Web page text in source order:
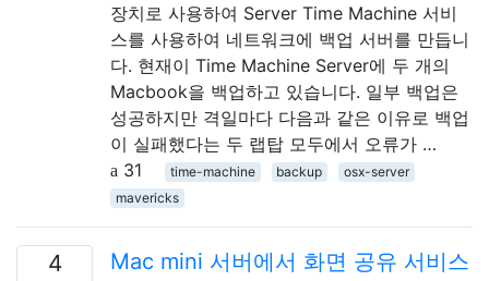
장치로 사용하여 Server Time Machine 서비
스를 사용하여 네트워크에 백업 서버를 만듭니
다. 현재이 Time Machine Server에 두 개의
Macbook을 백업하고 있습니다. 일부 백업은
성공하지만 격일마다 다음과 같은 이유로 백업
이 실패했다는 두 랩탑 모두에서 오류가 …
31
time-machine backup
osx-server
mavericks
4
Mac mini 서버에서 화면 공유 서비스